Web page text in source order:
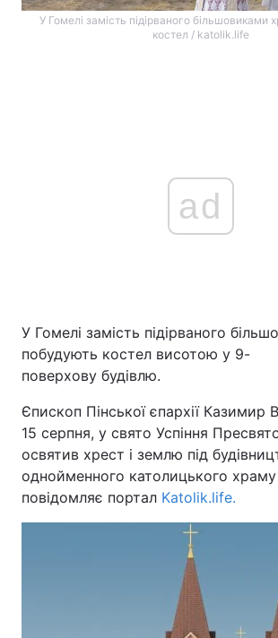
У Гомелі замість підірваного більшовиками
костел / katolik.life
ad
У Гомелі замість підірваного
побудують костел висотою у 9-
поверхову будівлю.
Єпископ Пінської єпархії Казимир
15 серпня, у свято Успіння
освятив хрест і землю під
однойменного католицького храму
повідомляє портал Katolik.life.